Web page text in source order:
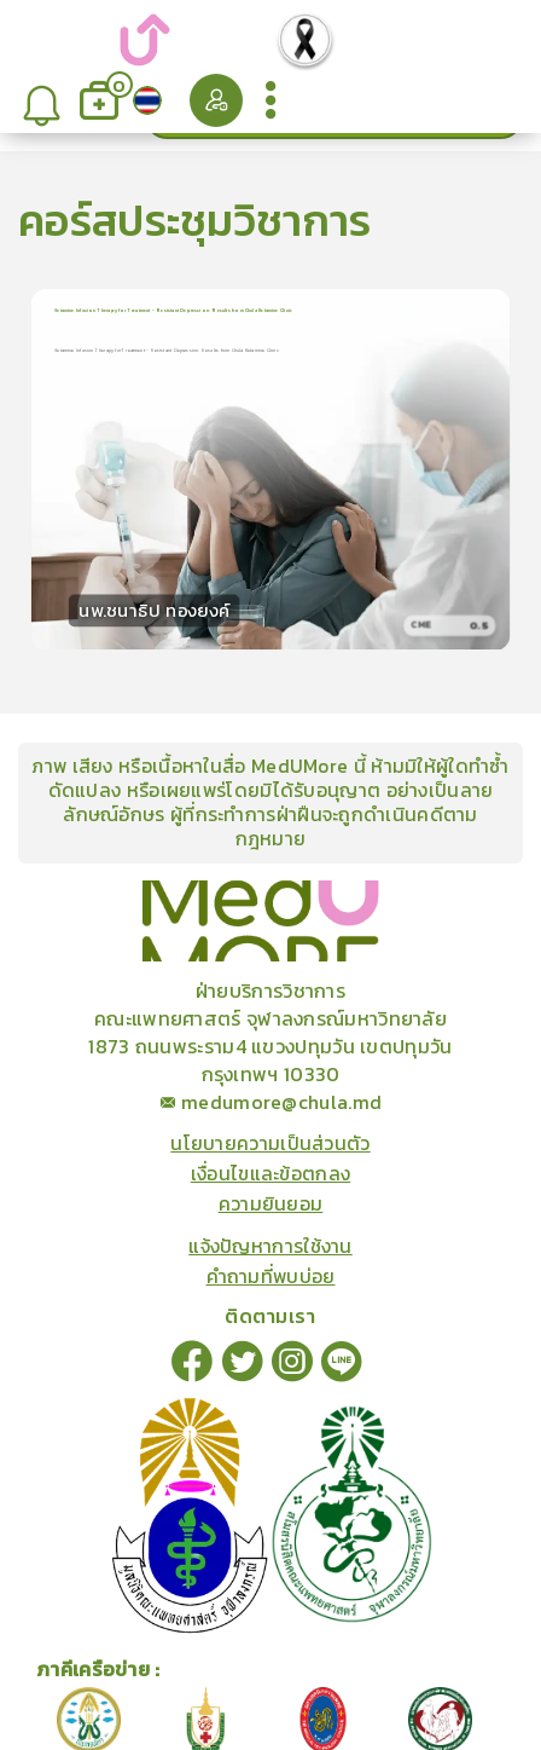
0
เรียงลำดับ
คอร์สประชุมวิชาการ
CME 0.5
Ketamine Infusion Therapy for Treatment - Resistant Depression: Results from Chula Ketamine Clinic
Ketamine Infusion Therapy for Treatment - Resistant Depression: Results from Chula Ketamine Clinic
นพ.ชนาธิป ทองยงค์
1 บทเรียน 41นาที ใบประกาศนียบัตร
ลำดับ)
ดูรายละเอียดเพิ่มเติม
ภาพ เสียง หรือเนื้อหาในสื่อ MedUMore นี้ ห้ามมิให้ผู้ใดทำซ้ำ
ดัดแปลง หรือเผยแพร่โดยมิได้รับอนุญาต อย่างเป็นลาย
ลักษณ์อักษร ผู้ที่กระทำการฝ่าฝืนจะถูกดำเนินคดีตาม
กฎหมาย
ฝ่ายบริการวิชาการ
คณะแพทยศาสตร์ จุฬาลงกรณ์มหาวิทยาลัย
1873 ถนนพระราม4 แขวงปทุมวัน เขตปทุมวัน
กรุงเทพฯ 10330
medumore@chula.md
นโยบายความเป็นส่วนตัว
เงื่อนไขและข้อตกลง
ความยินยอม
แจ้งปัญหาการใช้งาน
คำถามที่พบบ่อย
ติดตามเรา
คอร์ส คลังเนื้อหาประชุมวิชาการ ข่าวสารอินโฟกราฟิก
ภาคีเครือข่าย :